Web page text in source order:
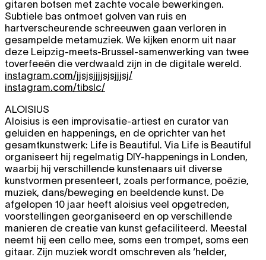
gitaren botsen met zachte vocale bewerkingen.
Subtiele bas ontmoet golven van ruis en
hartverscheurende schreeuwen gaan verloren in
gesampelde metamuziek. We kijken enorm uit naar
deze Leipzig-meets-Brussel-samenwerking van twee
toverfeeën die verdwaald zijn in de digitale wereld.
instagram.com/jjsjsjjjjsjsjjjsj/
instagram.com/tibslc/
ALOISIUS
Aloisius is een improvisatie-artiest en curator van
geluiden en happenings, en de oprichter van het
gesamtkunstwerk: Life is Beautiful. Via Life is Beautiful
organiseert hij regelmatig DIY-happenings in Londen,
waarbij hij verschillende kunstenaars uit diverse
kunstvormen presenteert, zoals performance, poëzie,
muziek, dans/beweging en beeldende kunst. De
afgelopen 10 jaar heeft aloisius veel opgetreden,
voorstellingen georganiseerd en op verschillende
manieren de creatie van kunst gefaciliteerd. Meestal
neemt hij een cello mee, soms een trompet, soms een
gitaar. Zijn muziek wordt omschreven als ‘helder,